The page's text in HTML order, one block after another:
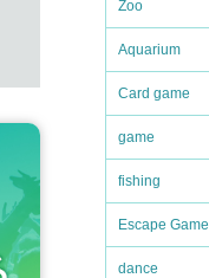
Zoo
Aquarium
Card game
game
fishing
Escape Game
dance